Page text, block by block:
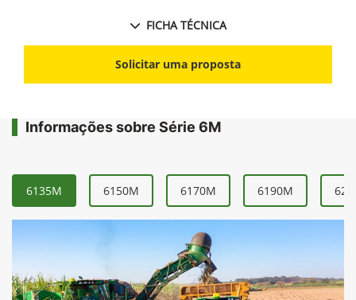
FICHA TÉCNICA
Solicitar uma proposta
Informações sobre Série 6M
6135M 6150M 6170M 6190M